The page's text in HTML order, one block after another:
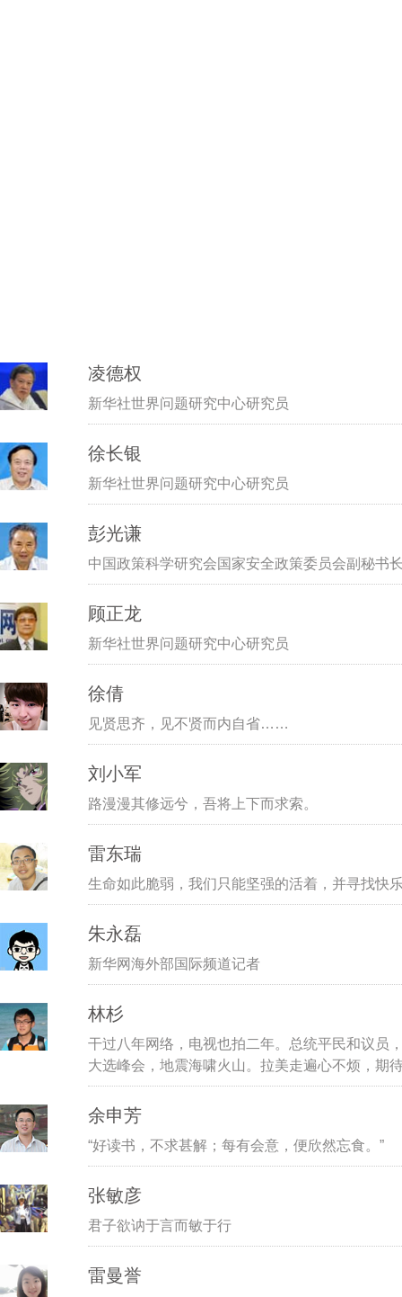
凌德权
新华社世界问题研究中心研究员
徐长银
新华社世界问题研究中心研究员
彭光谦
中国政策科学研究会国家安全政策委员会副秘书
顾正龙
新华社世界问题研究中心研究员
徐倩
见贤思齐，见不贤而内自省……
刘小军
路漫漫其修远兮，吾将上下而求索。
雷东瑞
生命如此脆弱，我们只能坚强的活着，并寻找快
朱永磊
新华网海外部国际频道记者
林杉
干过八年网络，电视也拍二年。总统平民和议员
大选峰会，地震海啸火山。拉美走遍心不烦，期
余申芳
“好读书，不求甚解；每有会意，便欣然忘食。”
张敏彦
君子欲讷于言而敏于行
雷曼誉